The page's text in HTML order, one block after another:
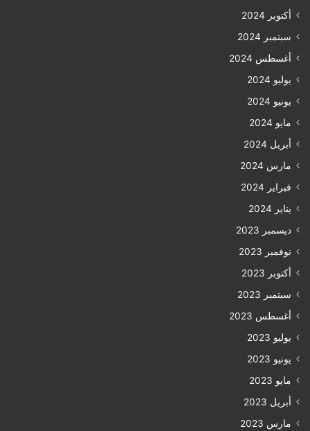
أكتوبر 2024
سبتمبر 2024
أغسطس 2024
يوليو 2024
يونيو 2024
مايو 2024
أبريل 2024
مارس 2024
فبراير 2024
يناير 2024
ديسمبر 2023
نوفمبر 2023
أكتوبر 2023
سبتمبر 2023
أغسطس 2023
يوليو 2023
يونيو 2023
مايو 2023
أبريل 2023
مارس 2023